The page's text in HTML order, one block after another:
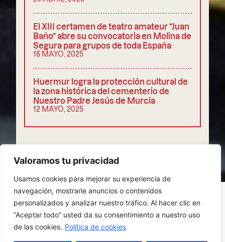
Valoramos tu privacidad
Usamos cookies para mejorar su experiencia de
navegación, mostrarle anuncios o contenidos
personalizados y analizar nuestro tráfico. Al hacer clic en
“Aceptar todo” usted da su consentimiento a nuestro uso
de las cookies. Política de cookies
COMPARTIR
El XIII certamen de teatro amateur “Juan
Baño” abre su convocatoria en Molina de
Segura para grupos de toda España
16 MAYO, 2025
Huermur logra la protección cultural de
la zona histórica del cementerio de
Nuestro Padre Jesús de Murcia
12 MAYO, 2025
POLÍTICA DE PRIVACIDADCOOKIES
AVISO LEGAL